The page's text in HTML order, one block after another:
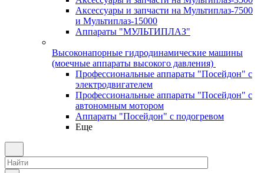
Аксессуары и запчасти на Мультиплаз-7500
и Мультиплаз-15000
Аппараты "МУЛЬТИПЛАЗ"
Высоконапорные гидродинамические машины
(моечные аппараты высокого давления)
Профессиональные аппараты "Посейдон" с
электродвигателем
Профессиональные аппараты "Посейдон" с
автономным мотором
Аппараты "Посейдон" с подогревом
Еще